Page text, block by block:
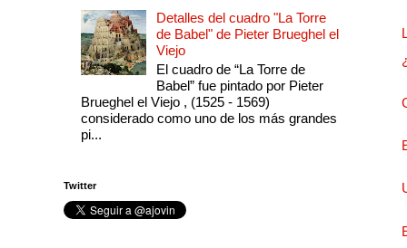
Detalles del cuadro "La Torre
de Babel" de Pieter Brueghel el
Viejo
El cuadro de “La Torre de
Babel” fue pintado por Pieter
Brueghel el Viejo , (1525 - 1569)
considerado como uno de los más grandes
pi...
Twitter